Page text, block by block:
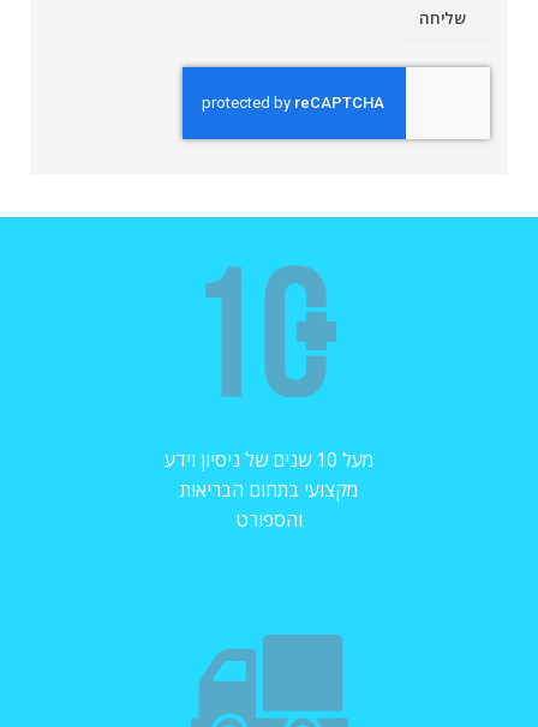
מעל 10 שנים של ניסיון וידע
מקצועי בתחום הבריאות
והספורט